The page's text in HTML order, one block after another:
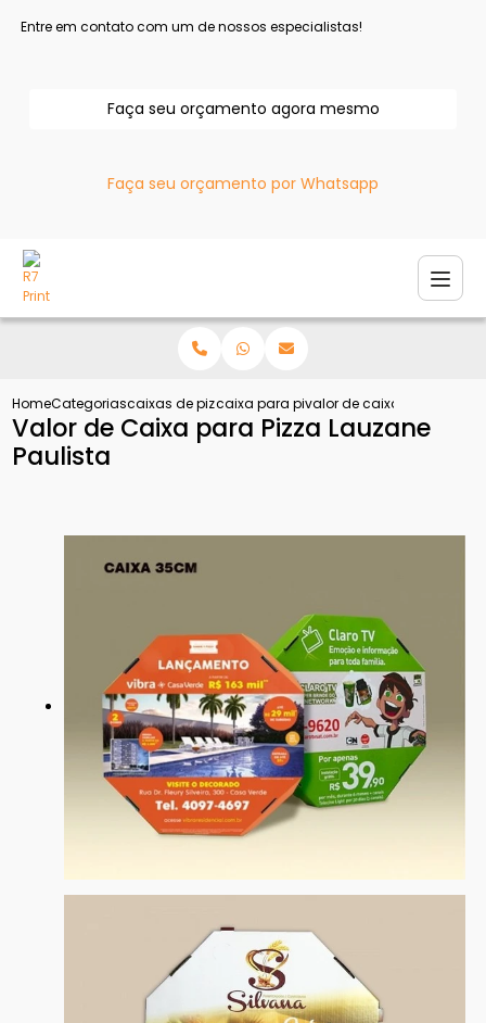
Entre em contato com um de nossos especialistas!
Faça seu orçamento agora mesmo
Faça seu orçamento por Whatsapp
HomeCategoriascaixas de pizzacaixa para pizzavalor de caixa para pizza
Valor de Caixa para Pizza Lauzane
Paulista